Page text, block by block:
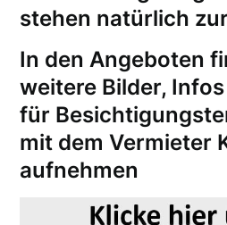
stehen natürlich
In den Angeboten
weitere Bilder,
für
mit dem Vermieter
aufnehmen